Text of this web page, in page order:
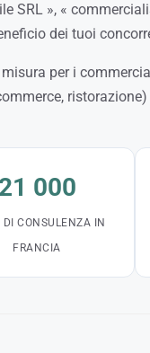
SRL », «
dei tuoi
per i
21 000
DI CONSULENZA IN
FRANCIA